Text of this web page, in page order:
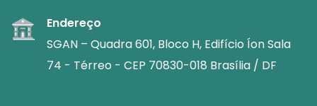
Endereço
SGAN – Quadra 601, Bloco H, Edifício Íon Sala
74 - Térreo - CEP 70830-018 Brasília / DF